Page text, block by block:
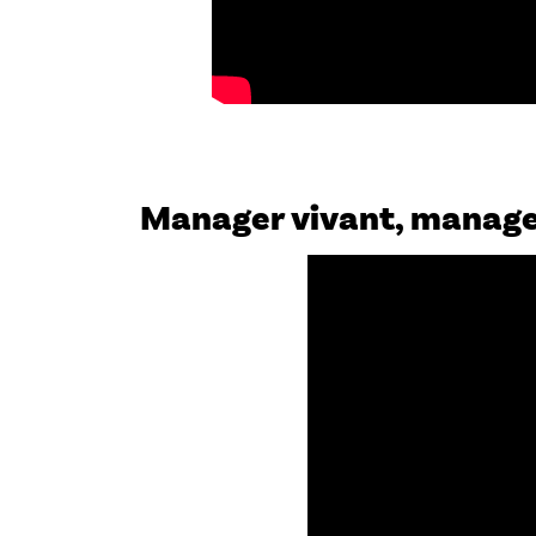
Manager vivant,